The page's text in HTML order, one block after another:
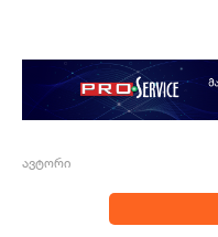
ავტორი